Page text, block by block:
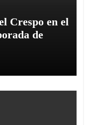
Crespo en el
de